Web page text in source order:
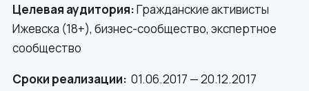
Целевая аудитория:Гражданские активисты
Ижевска (18+), бизнес-сообщество, экспертное
сообщество
Сроки реализации: 01.06.2017 — 20.12.2017